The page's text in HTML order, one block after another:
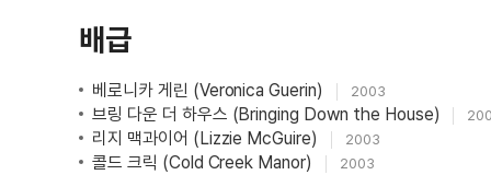
배급
베로니카 게린 (Veronica Guerin) 2003
브링 다운 더 하우스 (Bringing Down the House)
리지 맥과이어 (Lizzie McGuire) 2003
콜드 크릭 (Cold Creek Manor) 2003